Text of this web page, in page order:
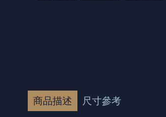
商品描述 尺寸參考